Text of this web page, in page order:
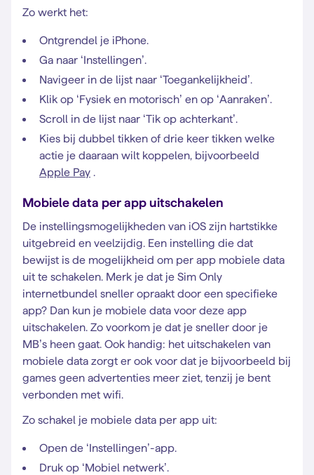
Zo werkt het:
Ontgrendel je iPhone.
Ga naar ‘Instellingen’.
Navigeer in de lijst naar ‘Toegankelijkheid’.
Klik op ‘Fysiek en motorisch’ en op ‘Aanraken’.
Scroll in de lijst naar ‘Tik op achterkant’.
Kies bij dubbel tikken of drie keer tikken welke
actie je daaraan wilt koppelen, bijvoorbeeld
Apple Pay .
Mobiele data per app uitschakelen
De instellingsmogelijkheden van iOS zijn hartstikke
uitgebreid en veelzijdig. Een instelling die dat
bewijst is de mogelijkheid om per app mobiele data
uit te schakelen. Merk je dat je Sim Only
internetbundel sneller opraakt door een specifieke
app? Dan kun je mobiele data voor deze app
uitschakelen. Zo voorkom je dat je sneller door je
MB’s heen gaat. Ook handig: het uitschakelen van
mobiele data zorgt er ook voor dat je bijvoorbeeld bij
games geen advertenties meer ziet, tenzij je bent
verbonden met wifi.
Zo schakel je mobiele data per app uit:
Open de ‘Instellingen’-app.
Druk op ‘Mobiel netwerk’.